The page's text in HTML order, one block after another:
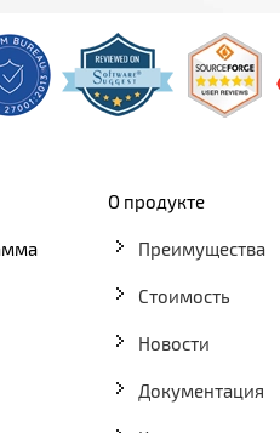
О продукте
Преимущества
Стоимость
Новости
Документация